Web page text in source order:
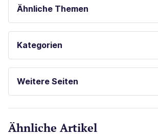
Ähnliche Themen
SPIELAUTOMATEN ONLINE SPIELEN
KOSTENLOSE SPIELE
Kategorien
Gesetzgebung
Weitere Seiten
CasinoOnline.de
Ähnliche Artikel